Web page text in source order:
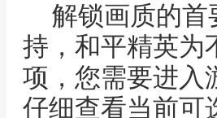
解锁画质的首
持，和平精英为
项，您需要进入
仔细查看当前可